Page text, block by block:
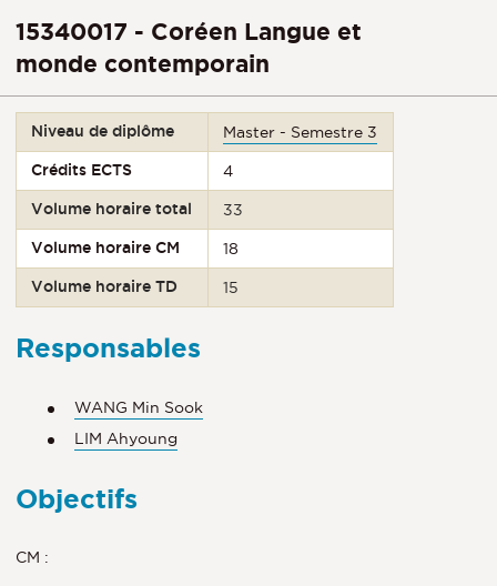
15340017 - Coréen Langue et
monde contemporain
Niveau de diplôme Master - Semestre 3
Crédits ECTS 4
Volume horaire total 33
Volume horaire CM 18
Volume horaire TD 15
Responsables
WANG Min Sook
LIM Ahyoung
Objectifs
CM :